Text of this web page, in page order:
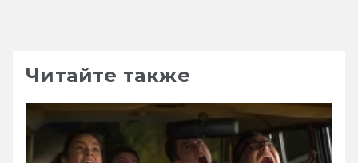
Читайте также